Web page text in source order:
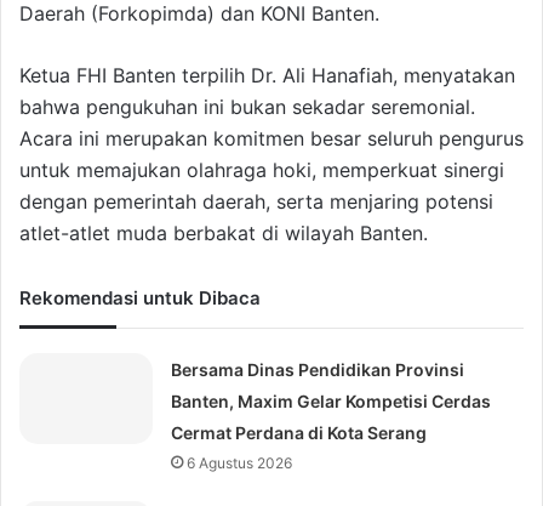
Daerah (Forkopimda) dan KONI Banten.
Ketua FHI Banten terpilih Dr. Ali Hanafiah, menyatakan
bahwa pengukuhan ini bukan sekadar seremonial.
Acara ini merupakan komitmen besar seluruh pengurus
untuk memajukan olahraga hoki, memperkuat sinergi
dengan pemerintah daerah, serta menjaring potensi
atlet-atlet muda berbakat di wilayah Banten.
Rekomendasi untuk Dibaca
Bersama Dinas Pendidikan Provinsi
Banten, Maxim Gelar Kompetisi Cerdas
Cermat Perdana di Kota Serang
6 Agustus 2026